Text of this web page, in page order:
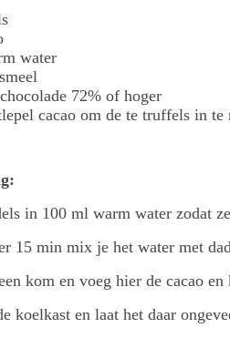
water
72% of hoger
cacao om de te truffels in te
in 100 ml warm water zodat
15 min mix je het water met
kom en voeg hier de cacao
koelkast en laat het daar